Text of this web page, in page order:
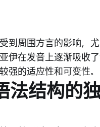
到周围方言的影响，
伊在发音上逐渐吸收
强的适应性和可变性。
法结构的